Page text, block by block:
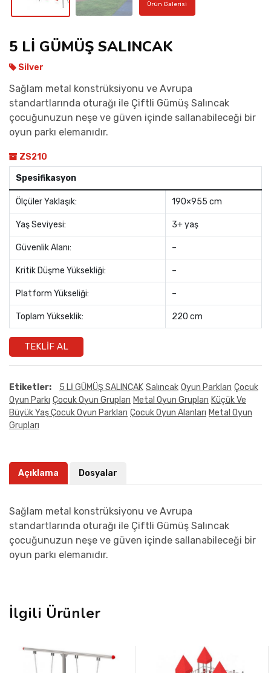
Ürün Galerisi
5 Lİ GÜMÜŞ SALINCAK
Silver
Sağlam metal konstrüksiyonu ve Avrupa
standartlarında oturağı ile Çiftli Gümüş Salıncak
çocuğunuzun neşe ve güven içinde sallanabileceği bir
oyun parkı elemanıdır.
ZS210
Spesifikasyon
Ölçüler Yaklaşık: 190×955 cm
Yaş Seviyesi: 3+ yaş
Güvenlik Alanı: –
Kritik Düşme Yüksekliği: –
Platform Yükseliği: –
Toplam Yükseklik: 220 cm
TEKLIF AL
Etiketler: 5 Lİ GÜMÜŞ SALINCAK Salıncak Oyun Parkları Çocuk
Oyun Parkı Çocuk Oyun Grupları Metal Oyun Grupları Küçük Ve
Büyük Yaş Çocuk Oyun Parkları Çocuk Oyun Alanları Metal Oyun
Grupları
Açıklama Dosyalar
Sağlam metal konstrüksiyonu ve Avrupa
standartlarında oturağı ile Çiftli Gümüş Salıncak
çocuğunuzun neşe ve güven içinde sallanabileceği bir
oyun parkı elemanıdır.
İlgili Ürünler